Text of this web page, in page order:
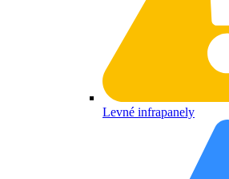
Levné infrapanely